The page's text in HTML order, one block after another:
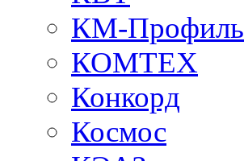
КМ-Профиль
КОМТЕХ
Конкорд
Космос